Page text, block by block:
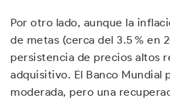
Por otro lado, aunque la
de metas (cerca del 3.5 % en
persistencia de precios altos
adquisitivo. El Banco Mundial
moderada, pero una